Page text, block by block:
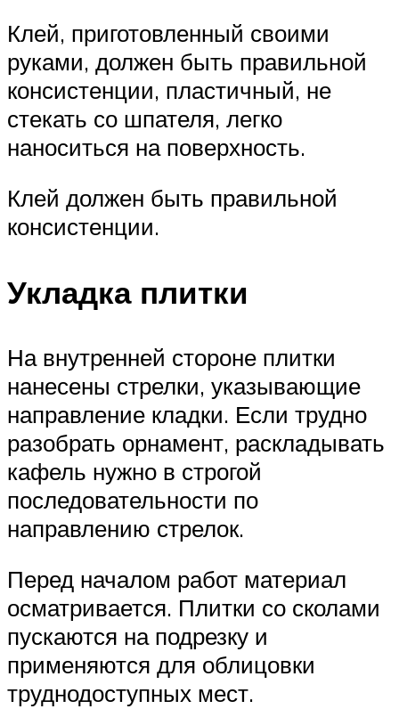
Клей, приготовленный своими
руками, должен быть правильной
консистенции, пластичный, не
стекать со шпателя, легко
наноситься на поверхность.
Клей должен быть правильной
консистенции.
Укладка плитки
На внутренней стороне плитки
нанесены стрелки, указывающие
направление кладки. Если трудно
разобрать орнамент, раскладывать
кафель нужно в строгой
последовательности по
направлению стрелок.
Перед началом работ материал
осматривается. Плитки со сколами
пускаются на подрезку и
применяются для облицовки
труднодоступных мест.